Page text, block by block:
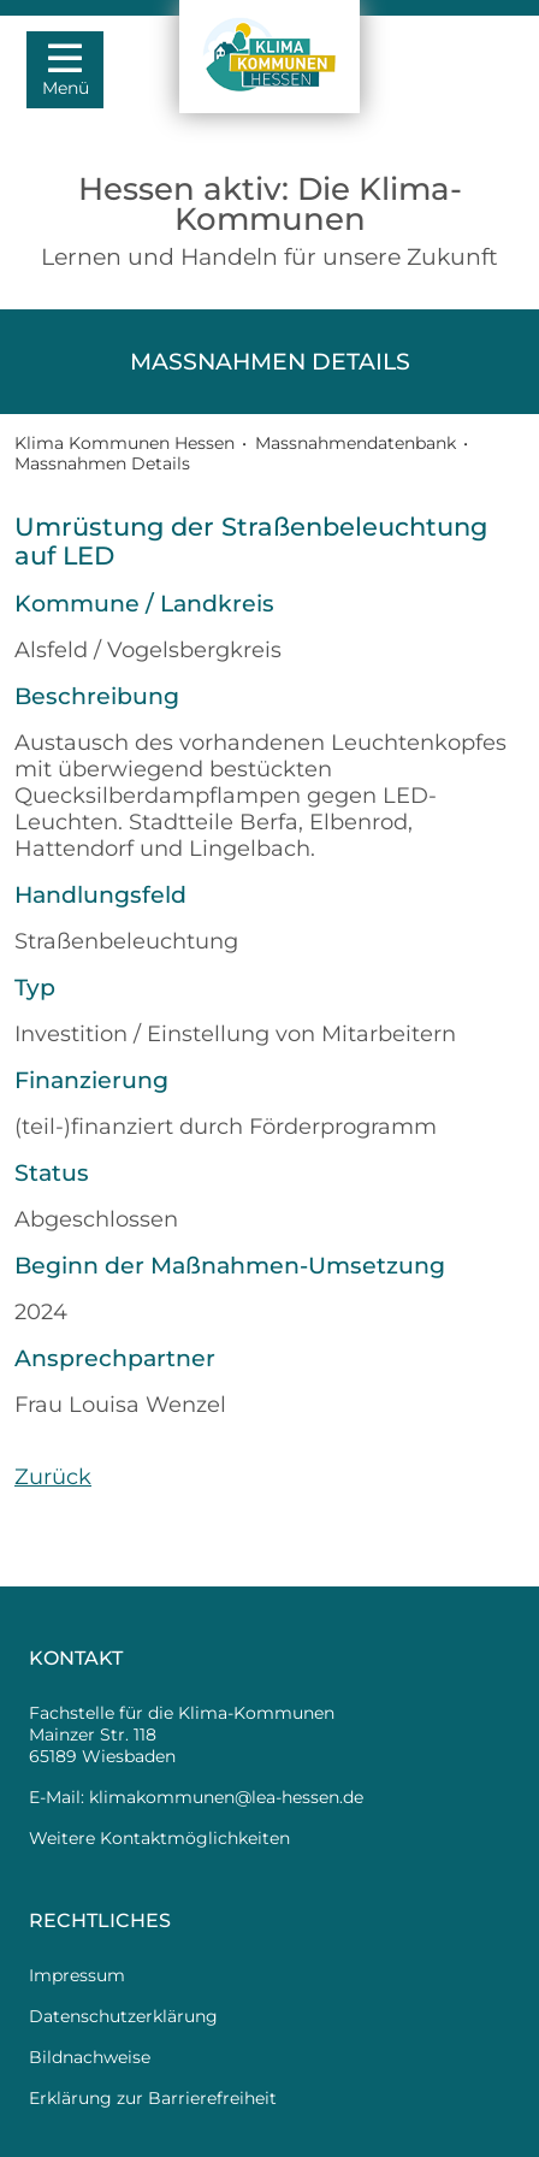
Menü
Hessen aktiv: Die Klima-
Kommunen
Lernen und Handeln für unsere Zukunft
MASSNAHMEN DETAILS
Klima Kommunen Hessen • Massnahmendatenbank •
Massnahmen Details
Umrüstung der Straßenbeleuchtung
auf LED
Kommune / Landkreis
Alsfeld / Vogelsbergkreis
Beschreibung
Austausch des vorhandenen Leuchtenkopfes
mit überwiegend bestückten
Quecksilberdampflampen gegen LED-
Leuchten. Stadtteile Berfa, Elbenrod,
Hattendorf und Lingelbach.
Handlungsfeld
Straßenbeleuchtung
Typ
Investition / Einstellung von Mitarbeitern
Finanzierung
(teil-)finanziert durch Förderprogramm
Status
Abgeschlossen
Beginn der Maßnahmen-Umsetzung
2024
Ansprechpartner
Frau Louisa Wenzel
Zurück
KONTAKT
Fachstelle für die Klima-Kommunen
Mainzer Str. 118
65189 Wiesbaden
E-Mail: klimakommunen@lea-hessen.de
Weitere Kontaktmöglichkeiten
RECHTLICHES
Impressum
Datenschutzerklärung
Bildnachweise
Erklärung zur Barrierefreiheit